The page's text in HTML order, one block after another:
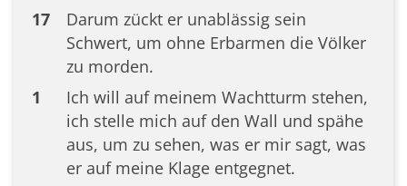
17
Darum zückt er unablässig sein
Schwert, um ohne Erbarmen die Völker
zu morden.
1
Ich will auf meinem Wachtturm stehen,
ich stelle mich auf den Wall und spähe
aus, um zu sehen, was er mir sagt, was
er auf meine Klage entgegnet.